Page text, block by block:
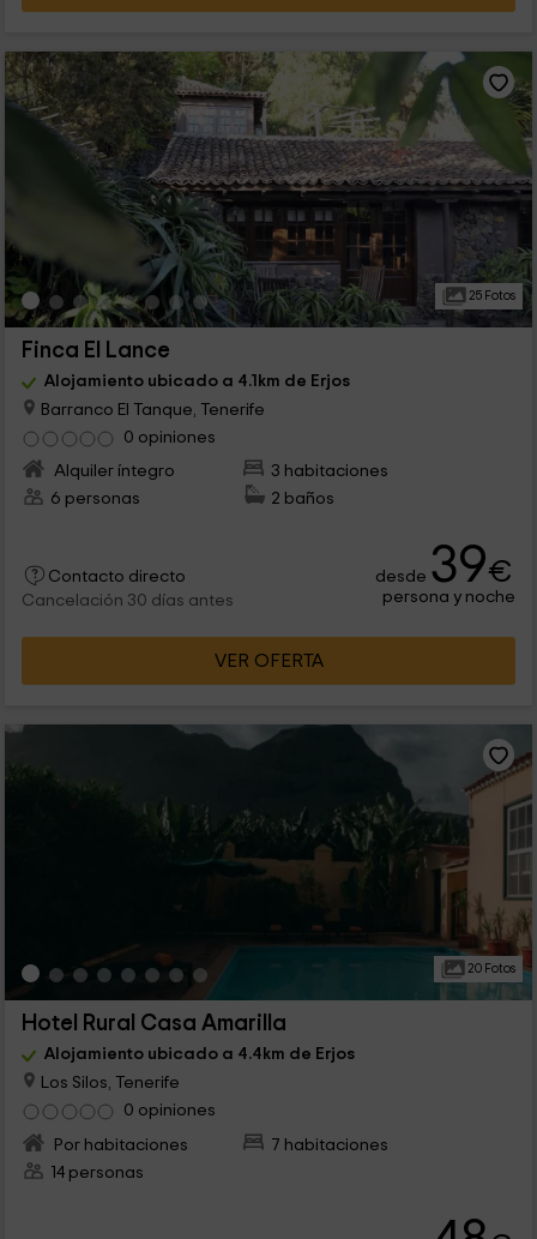
25 Fotos
Finca El Lance
Alojamiento ubicado a 4.1km de Erjos
Barranco El Tanque, Tenerife
0 opiniones
Alquiler íntegro
3 habitaciones
6 personas
2 baños
Contacto directo
Cancelación 30 días antes
desde 39€
persona y noche
VER OFERTA
20 Fotos
Hotel Rural Casa Amarilla
Alojamiento ubicado a 4.4km de Erjos
Los Silos, Tenerife
0 opiniones
Por habitaciones
7 habitaciones
14 personas